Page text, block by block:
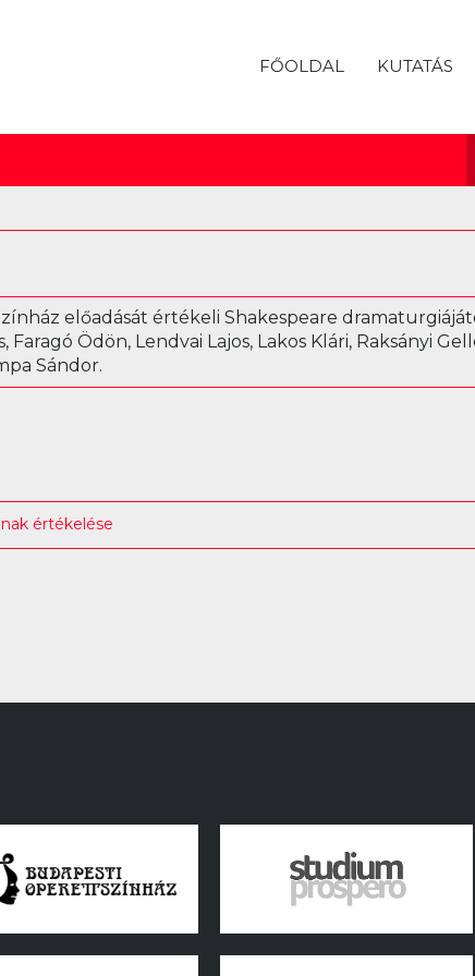
FŐOLDAL KUTATÁS
előadását értékeli Shakespeare
Ödön, Lendvai Lajos, Lakos Klári, Raksányi
Sándor.
értékelése